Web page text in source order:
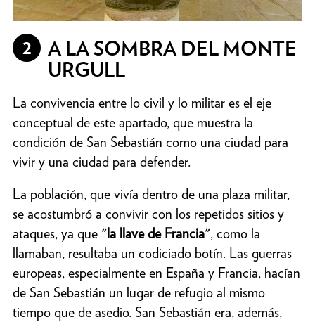
2
A LA SOMBRA DEL MONTE
URGULL
La convivencia entre lo civil y lo militar es el eje
conceptual de este apartado, que muestra la
condición de San Sebastián como una ciudad para
vivir y una ciudad para defender.
La población, que vivía dentro de una plaza militar,
se acostumbró a convivir con los repetidos sitios y
ataques, ya que "la llave de Francia", como la
llamaban, resultaba un codiciado botín. Las guerras
europeas, especialmente en España y Francia, hacían
de San Sebastián un lugar de refugio al mismo
tiempo que de asedio. San Sebastián era, además,